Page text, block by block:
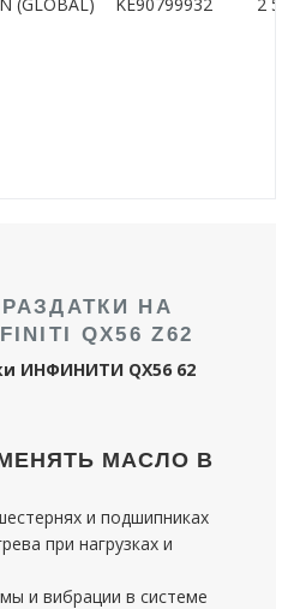
НА
QX56 Z62
ИНФИНИТИ QX56 62
МАСЛО В
и подшипниках
при нагрузках и
и вибрации в системе